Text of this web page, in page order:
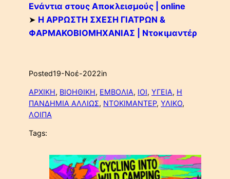
Ενάντια στους Αποκλεισμούς | online
➤ Η ΑΡΡΩΣΤΗ ΣΧΕΣΗ ΓΙΑΤΡΩΝ &
ΦΑΡΜΑΚΟΒΙΟΜΗΧΑΝΙΑΣ | Ντοκιμαντέρ
Posted19-Νοέ-2022in
ΑΡΧΙΚΗ, ΒΙΟΗΘΙΚΗ, ΕΜΒΟΛΙΑ, ΙΟΙ, ΥΓΕΙΑ, Η
ΠΑΝΔΗΜΙΑ ΑΛΛΙΩΣ, ΝΤΟΚΙΜΑΝΤΕΡ, ΥΛΙΚΟ
ΛΟΙΠΑ
Tags: